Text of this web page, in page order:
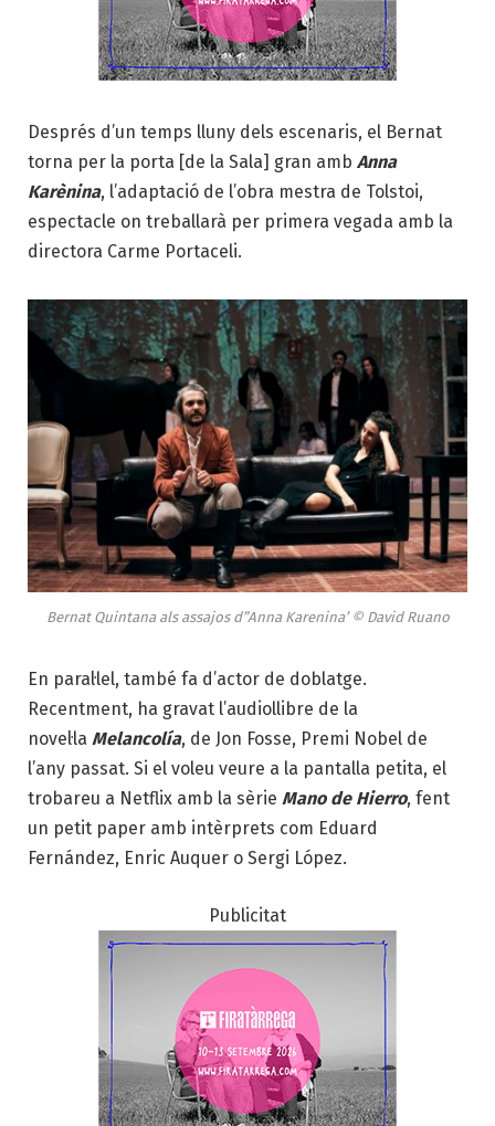
Després d’un temps lluny dels escenaris, el Bernat
torna per la porta [de la Sala] gran amb Anna
Karènina, l’adaptació de l’obra mestra de Tolstoi,
espectacle on treballarà per primera vegada amb la
directora Carme Portaceli.
Bernat Quintana als assajos d”Anna Karenina’ © David Ruano
En paral·lel, també fa d’actor de doblatge.
Recentment, ha gravat l’audiollibre de la
novel·la Melancolía, de Jon Fosse, Premi Nobel de
l’any passat. Si el voleu veure a la pantalla petita, el
trobareu a Netflix amb la sèrie Mano de Hierro, fent
un petit paper amb intèrprets com Eduard
Fernández, Enric Auquer o Sergi López.
Publicitat